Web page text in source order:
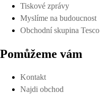
Tiskové zprávy
Myslíme na budoucnost
Obchodní skupina Tesco
Pomůžeme vám
Kontakt
Najdi obchod